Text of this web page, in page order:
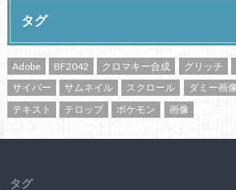
タグ
Adobe BF2042 クロマキー合成 グリッチ
サイバー
サムネイル スクロール ダミー画像
テキスト
テロップ ポケモン 画像
タグ